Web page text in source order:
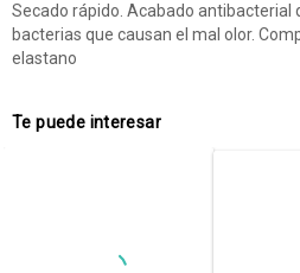
Secado rápido. Acabado antibacterial
bacterias que causan el mal olor.
elastano
Te puede interesar